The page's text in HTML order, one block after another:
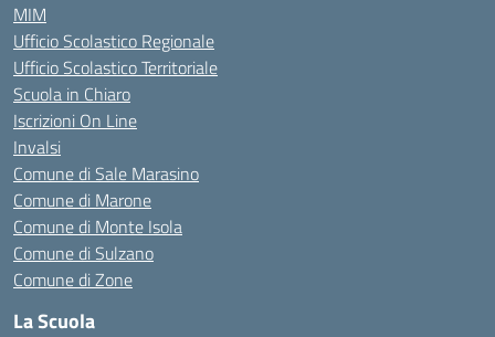
MIM
Ufficio Scolastico Regionale
Ufficio Scolastico Territoriale
Scuola in Chiaro
Iscrizioni On Line
Invalsi
Comune di Sale Marasino
Comune di Marone
Comune di Monte Isola
Comune di Sulzano
Comune di Zone
La Scuola